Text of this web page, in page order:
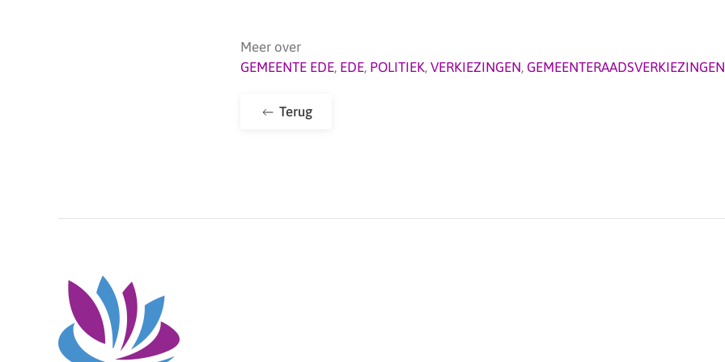
Meer over
GEMEENTE EDE, EDE, POLITIEK, VERKIEZINGEN,
Terug